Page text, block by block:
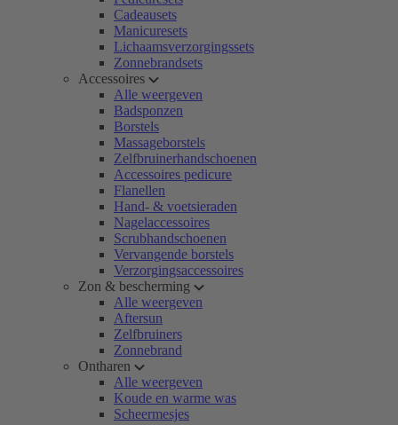
Cadeausets
Manicuresets
Lichaamsverzorgingssets
Zonnebrandsets
Accessoires
Alle weergeven
Badsponzen
Borstels
Massageborstels
Zelfbruinerhandschoenen
Accessoires pedicure
Flanellen
Hand- & voetsieraden
Nagelaccessoires
Scrubhandschoenen
Vervangende borstels
Verzorgingsaccessoires
Zon & bescherming
Alle weergeven
Aftersun
Zelfbruiners
Zonnebrand
Ontharen
Alle weergeven
Koude en warme was
Scheermesjes